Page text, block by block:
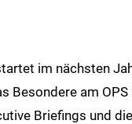
im nächsten
Besondere am
Briefings und